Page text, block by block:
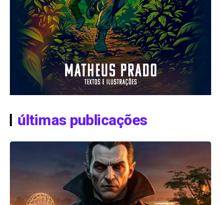
últimas publicações